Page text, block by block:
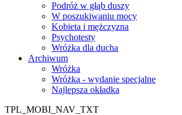
Podróż w głąb duszy
W poszukiwaniu mocy
Kobieta i mężczyzna
Psychotesty
Wróżka dla ducha
Archiwum
Wróżka
Wróżka - wydanie specjalne
Najlepsza okładka
TPL_MOBI_NAV_TXT